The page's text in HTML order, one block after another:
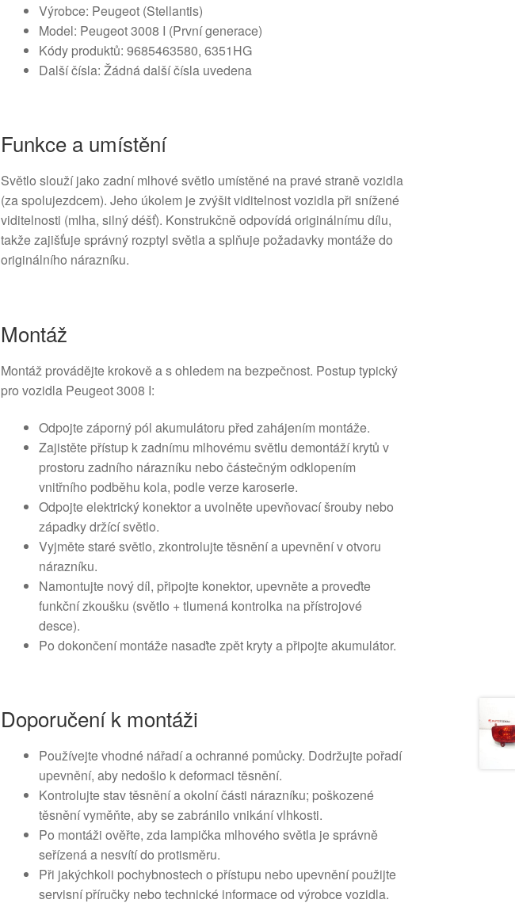
Výrobce: Peugeot (Stellantis)
Model: Peugeot 3008 I (První generace)
Kódy produktů: 9685463580, 6351HG
Další čísla: Žádná další čísla uvedena
Funkce a umístění
Světlo slouží jako zadní mlhové světlo umístěné na pravé straně vozidla
(za spolujezdcem). Jeho úkolem je zvýšit viditelnost vozidla při snížené
viditelnosti (mlha, silný déšť). Konstrukčně odpovídá originálnímu dílu,
takže zajišťuje správný rozptyl světla a splňuje požadavky montáže do
originálního nárazníku.
Montáž
Montáž provádějte krokově a s ohledem na bezpečnost. Postup typický
pro vozidla Peugeot 3008 I:
Odpojte záporný pól akumulátoru před zahájením montáže.
Zajistěte přístup k zadnímu mlhovému světlu demontáží krytů v
prostoru zadního nárazníku nebo částečným odklopením
vnitřního podběhu kola, podle verze karoserie.
Odpojte elektrický konektor a uvolněte upevňovací šrouby nebo
západky držící světlo.
Vyjměte staré světlo, zkontrolujte těsnění a upevnění v otvoru
nárazníku.
Namontujte nový díl, připojte konektor, upevněte a proveďte
funkční zkoušku (světlo + tlumená kontrolka na přístrojové
desce).
Po dokončení montáže nasaďte zpět kryty a připojte akumulátor.
Doporučení k montáži
Používejte vhodné nářadí a ochranné pomůcky. Dodržujte pořadí
upevnění, aby nedošlo k deformaci těsnění.
Kontrolujte stav těsnění a okolní části nárazníku; poškozené
těsnění vyměňte, aby se zabránilo vnikání vlhkosti.
Po montáži ověřte, zda lampička mlhového světla je správně
seřízená a nesvítí do protisměru.
Při jakýchkoli pochybnostech o přístupu nebo upevnění použijte
servisní příručky nebo technické informace od výrobce vozidla.